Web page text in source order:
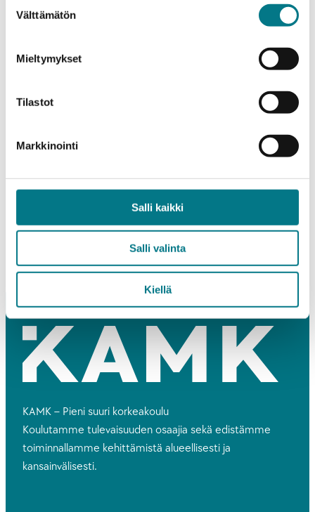
valinta
Välttämätön
Mieltymykset
Tilastot
Markkinointi
Salli kaikki
Salli valinta
Kiellä
energiasektorin uudistamiseksi.
projektipäällikkö Pekka Kantola, Kajaanin
757 3112
KAMK – Pieni suuri korkeakoulu
Koulutamme tulevaisuuden osaajia sekä edistämme
toiminnallamme kehittämistä alueellisesti ja
kansainvälisesti.